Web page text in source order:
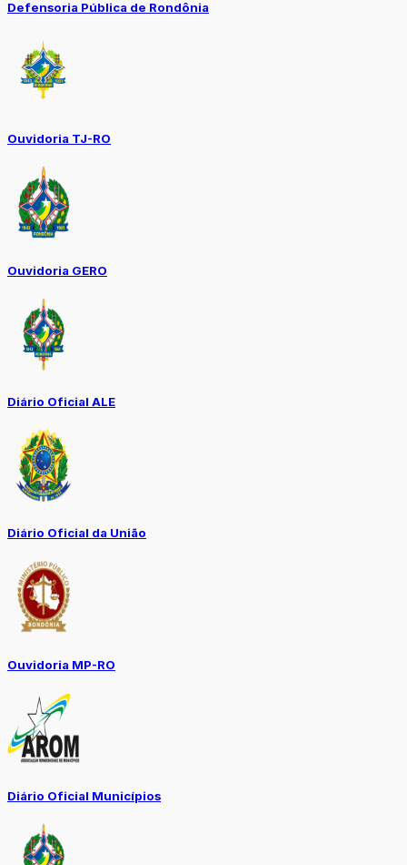
Defensoria Pública de Rondônia
Ouvidoria TJ-RO
Ouvidoria GERO
Diário Oficial ALE
Diário Oficial da União
Ouvidoria MP-RO
Diário Oficial Municípios